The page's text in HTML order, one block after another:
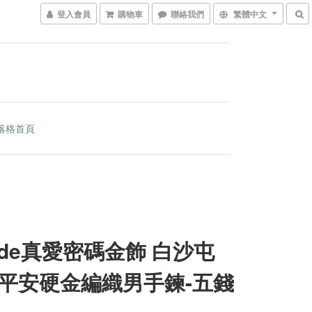
登入會員 購物車 聯絡我們 繁體中文
格首頁
真愛密碼金飾 白沙屯
安硬金編織男手鍊-五錢